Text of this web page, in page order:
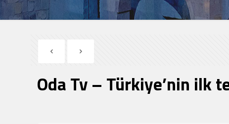
Oda Tv – Türkiye’nin ilk